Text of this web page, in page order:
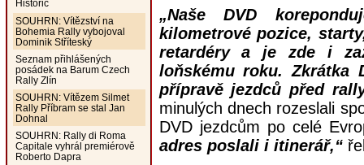
Historic
SOUHRN: Vítězství na
Bohemia Rally vybojoval
Dominik Stříteský
Seznam přihlášených
posádek na Barum Czech
Rally Zlín
SOUHRN: Vítězem Silmet
Rally Příbram se stal Jan
Dohnal
SOUHRN: Rally di Roma
Capitale vyhrál premiérově
Roberto Dapra
„Naše DVD
kilometrové pozice,
retardéry a je zde i
loňskému roku. Zkrátka
přípravě jezdců před
minulých dnech rozeslali
DVD jezdcům po celé
adres poslali i itinerář,“